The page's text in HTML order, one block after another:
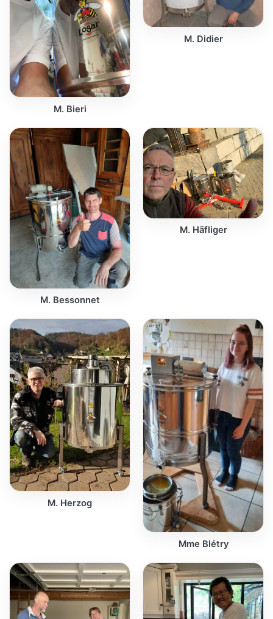
M. Bieri
M. Didier
M. Bessonnet
M. Häfliger
M. Herzog
Mme Blétry